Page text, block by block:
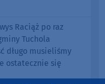
Raciąż po raz
Tuchola
długo musieliśmy
ostatecznie się